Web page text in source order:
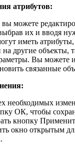
атрибутов:
можете
их и вводя
иметь
другие объекты,
Вы можете
связанные
необходимых
ОК, чтобы
кнопку
окно открытым